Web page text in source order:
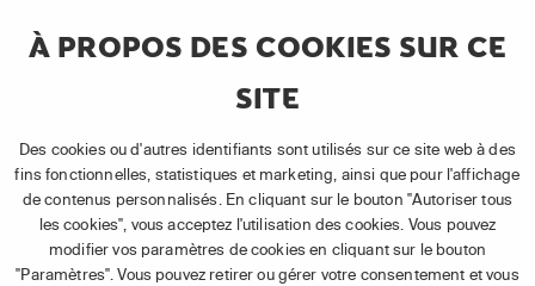
À PROPOS DES COOKIES SUR CE
SITE
Des cookies ou d'autres identifiants sont utilisés sur ce site web à des
fins fonctionnelles, statistiques et marketing, ainsi que pour l'affichage
de contenus personnalisés. En cliquant sur le bouton "Autoriser tous
les cookies", vous acceptez l'utilisation des cookies. Vous pouvez
modifier vos paramètres de cookies en cliquant sur le bouton
"Paramètres". Vous pouvez retirer ou gérer votre consentement et vous
souscription à un abonnement APP TV Basic.
(2) Prix de l'abonnement : TVA comprise, hors promotion, hors frais
uniques d'activation, hors frais de matériel et hors frais d'installation.
(3) Restart & Replay:Voir toutes les chaînes disposant de cette
fonctionnalité.